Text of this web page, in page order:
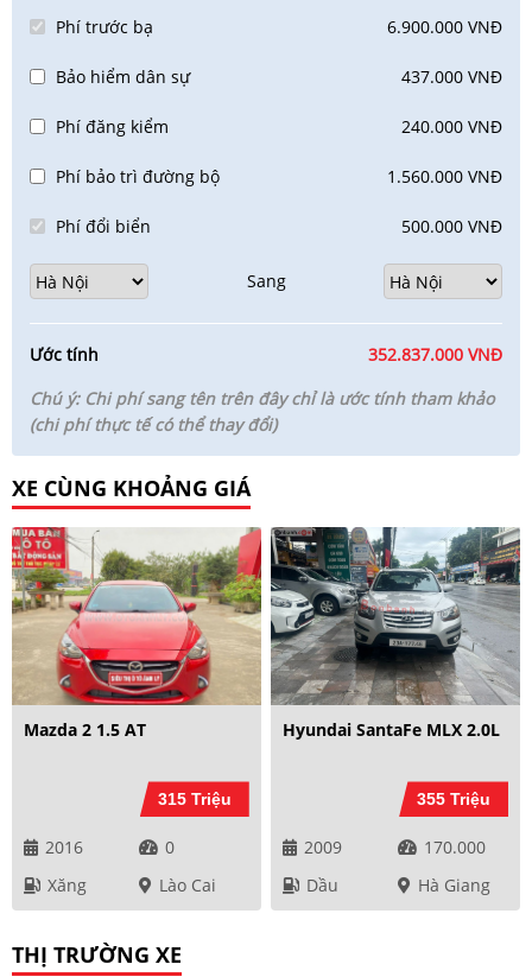
Phí trước bạ 6.900.000 VNĐ
Bảo hiểm dân sự 437.000 VNĐ
Phí đăng kiểm 240.000 VNĐ
Phí bảo trì đường bộ 1.560.000 VNĐ
Phí đổi biển 500.000 VNĐ
Sang
Ước tính
352.837.000 VNĐ
Chú ý: Chi phí sang tên trên đây chỉ là ước tính tham khảo
(chi phí thực tế có thể thay đổi)
XE CÙNG KHOẢNG GIÁ
Mazda 2 1.5 AT
315 Triệu
2016
0
Xăng
Lào Cai
Hyundai SantaFe MLX 2.0L
355 Triệu
2009
170.000
Dầu
Hà Giang
THỊ TRƯỜNG XE